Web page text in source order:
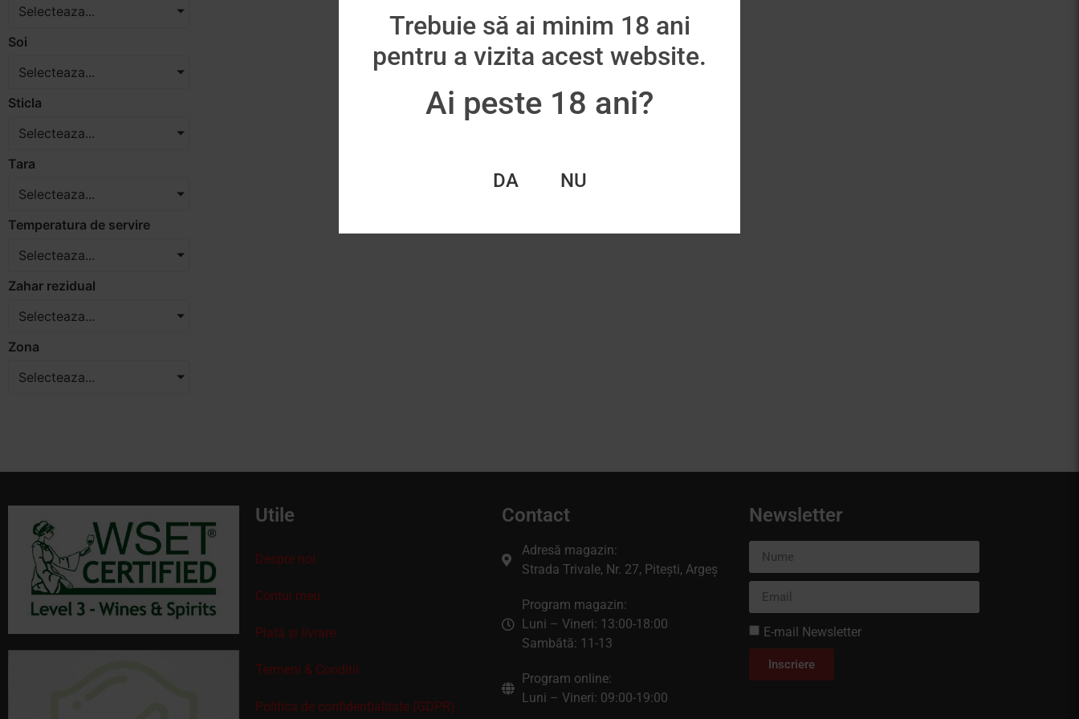
Selecteaza...
Soi
Selecteaza...
Sticla
Selecteaza...
Tara
Selecteaza...
Temperatura de servire
Selecteaza...
Zahar rezidual
Selecteaza...
Zona
Selecteaza...
Utile
Despre noi
Contul meu
Plată și livrare
Termeni & Conditii
Politica de confidenţialitate (GDPR)
Contact
Adresă magazin:
Strada Trivale, Nr. 27, Pitești, Argeș
Program magazin:
Luni – Vineri: 13:00-18:00
Sambătă: 11-13
Program online:
Luni – Vineri: 09:00-19:00
Newsletter
E-mail Newsletter
Inscriere
Trebuie să ai minim 18 ani
pentru a vizita acest website.
Ai peste 18 ani?
DA NU